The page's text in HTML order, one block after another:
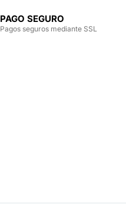
PAGO SEGURO
Pagos seguros mediante SSL